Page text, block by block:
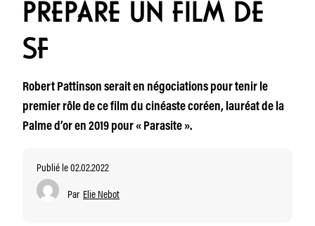
PRÉPARE UN FILM DE
SF
Robert Pattinson serait en négociations pour tenir le
premier rôle de ce film du cinéaste coréen, lauréat de la
Palme d’or en 2019 pour « Parasite ».
Publié le 02.02.2022
Par Elie Nebot